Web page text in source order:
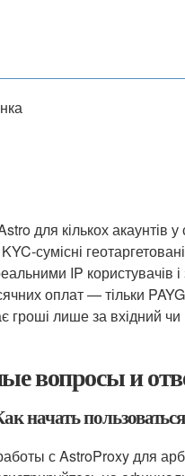
для кількох
сумісні
IP користувачів
оплат — тільки
гроші лише за вхідний
вопросы и
начать
с AstroProxy для